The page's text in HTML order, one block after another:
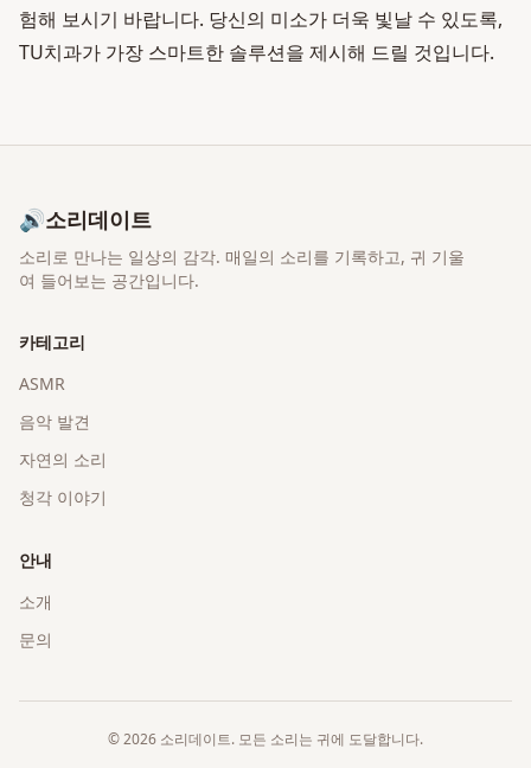
험해 보시기 바랍니다. 당신의 미소가 더욱 빛날 수 있도록,
TU치과가 가장 스마트한 솔루션을 제시해 드릴 것입니다.
🔊소리데이트
소리로 만나는 일상의 감각. 매일의 소리를 기록하고, 귀 기울
여 들어보는 공간입니다.
카테고리
ASMR
음악 발견
자연의 소리
청각 이야기
안내
소개
문의
©2026 소리데이트. 모든 소리는 귀에 도달합니다.